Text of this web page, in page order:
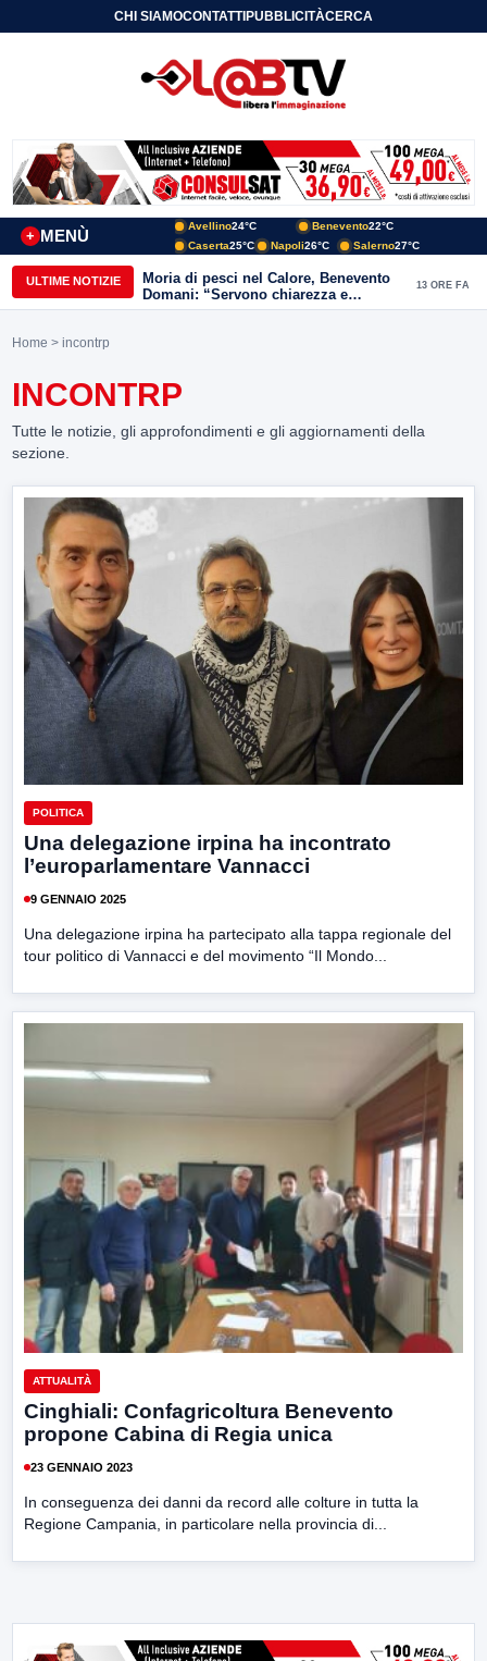
CHI SIAMOCONTATTIPUBBLICITÀCERCA
MENÙ
+
Avellino24°C Benevento22°C
Caserta25°C Napoli26°C Salerno27°C
ULTIME NOTIZIE
Moria di pesci nel Calore, Benevento
Domani: “Servono chiarezza e
approfondimenti sulla gestione
13 ORE FA
Home > incontrp
INCONTRP
Tutte le notizie, gli approfondimenti e gli aggiornamenti della
sezione.
POLITICA
Una delegazione irpina ha incontrato
l’europarlamentare Vannacci
9 GENNAIO 2025
Una delegazione irpina ha partecipato alla tappa regionale del
tour politico di Vannacci e del movimento “Il Mondo...
ATTUALITÀ
Cinghiali: Confagricoltura Benevento
propone Cabina di Regia unica
23 GENNAIO 2023
In conseguenza dei danni da record alle colture in tutta la
Regione Campania, in particolare nella provincia di...